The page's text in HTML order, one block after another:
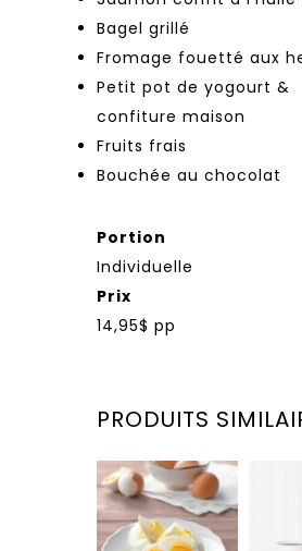
Bagel grillé
Fromage fouetté aux
Petit pot de yogourt &
confiture maison
Fruits frais
Bouchée au chocolat
Portion
Individuelle
Prix
14,95$ pp
PRODUITS